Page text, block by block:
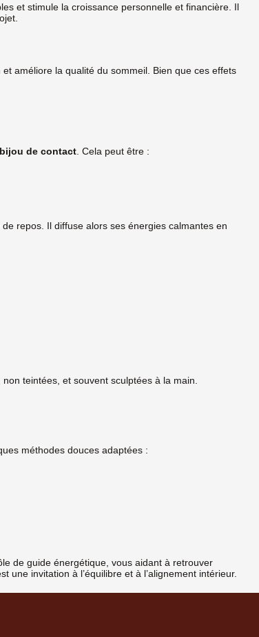
et stimule la croissance personnelle et financière. Il
améliore la qualité du sommeil. Bien que ces effets
bijou de contact. Cela peut être :
repos. Il diffuse alors ses énergies calmantes en
teintées, et souvent sculptées à la main.
méthodes douces adaptées :
de guide énergétique, vous aidant à retrouver
invitation à l’équilibre et à l’alignement intérieur.